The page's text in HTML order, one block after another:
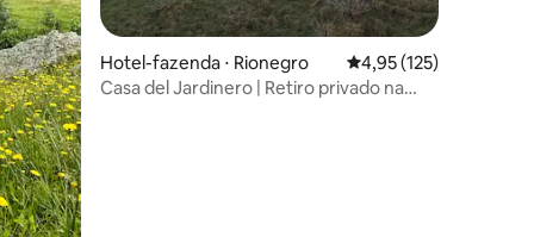
Hotel-fazenda ⋅ Rionegro 4,95 de uma avaliação
4,95 (125)
Casa del Jardinero | Retiro privado na